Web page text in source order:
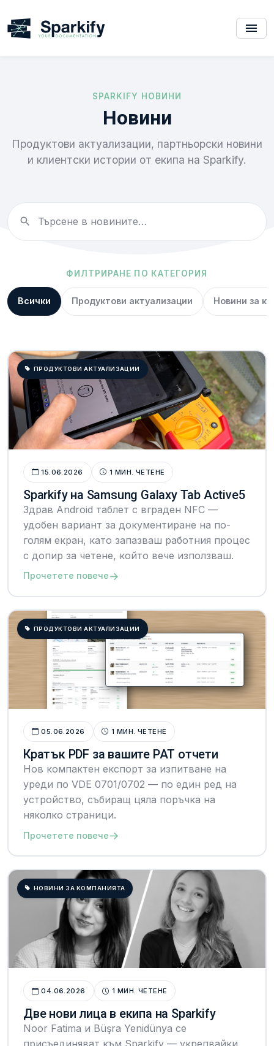
SPARKIFY НОВИНИ
Новини
Продуктови актуализации, партньорски новини
и клиентски истории от екипа на Sparkify.
ФИЛТРИРАНЕ ПО КАТЕГОРИЯ
Всички Продуктови актуализации Новини за
ПРОДУКТОВИ АКТУАЛИЗАЦИИ
15.06.2026 1 МИН. ЧЕТЕНЕ
Sparkify на Samsung Galaxy Tab Active5
Здрав Android таблет с вграден NFC —
удобен вариант за документиране на по-
голям екран, като запазваш работния процес
с допир за четене, който вече използваш.
Прочетете повече→
ПРОДУКТОВИ АКТУАЛИЗАЦИИ
05.06.2026 1 МИН. ЧЕТЕНЕ
Кратък PDF за вашите PAT отчети
Нов компактен експорт за изпитване на
уреди по VDE 0701/0702 — по един ред на
устройство, събиращ цяла поръчка на
няколко страници.
Прочетете повече→
НОВИНИ ЗА КОМПАНИЯТА
04.06.2026 1 МИН. ЧЕТЕНЕ
Две нови лица в екипа на Sparkify
Noor Fatima и Büşra Yenidünya се